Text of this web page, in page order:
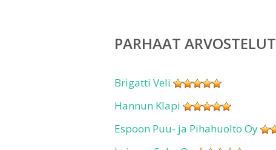
PARHAAT ARVOSTELUT
Brigatti Veli
Hannun Klapi
Espoon Puu- ja Pihahuolto Oy